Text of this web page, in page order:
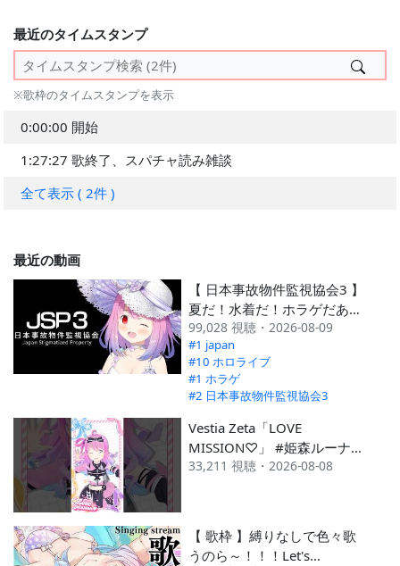
2026.05 第4週
---
#284
2026.05 第3週
---
#300
2025 12月
2025 11月
2025 10月
2025 9月
2025 8月
#165
2025 7月
2025 5月
---
2022年
2021年
最近のタイムスタンプ
※歌枠のタイムスタンプを表示
0:00:00 開始
1:27:27 歌終了、スパチャ読み雑談
全て表示 ( 2件 )
最近の動画
【 日本事故物件監視協会3 】
夏だ！水着だ！ホラゲだああ
ああああああ？！？！Japan
Stigmatized Property (JSP3)
【姫森ルーナ/ホロライブ】
99,028 視聴・2026-08-09
#1 japan
#10 ホロライブ
#1 ホラゲ
#2 日本事故物件監視協会3
Vestia Zeta「LOVE
MISSION♡」 #姫森ルーナ
#vestiazeta #hololive
33,211 視聴・2026-08-08
【 歌枠 】縛りなしで色々歌
うのら～！！！Let's